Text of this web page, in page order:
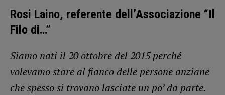
Rosi Laino, referente dell’Associazione “Il
Filo di…”
Siamo nati il 20 ottobre del 2015 perché
volevamo stare al fianco delle persone anziane
che spesso si trovano lasciate un po’ da parte.